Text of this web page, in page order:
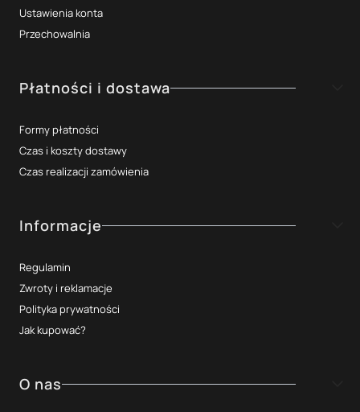
Ustawienia konta
Przechowalnia
Płatności i dostawa
Formy płatności
Czas i koszty dostawy
Czas realizacji zamówienia
Informacje
Regulamin
Zwroty i reklamacje
Polityka prywatności
Jak kupować?
O nas